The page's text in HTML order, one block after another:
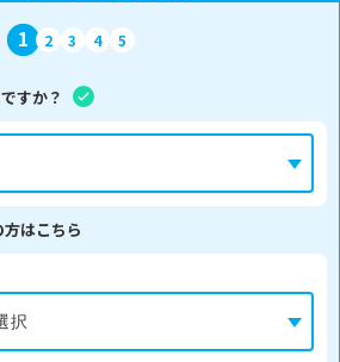
1 2 3 4 5
すか？
はこちら